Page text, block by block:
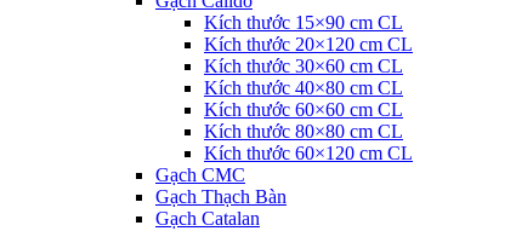
Kích thước 15×90 cm CL
Kích thước 20×120 cm CL
Kích thước 30×60 cm CL
Kích thước 40×80 cm CL
Kích thước 60×60 cm CL
Kích thước 80×80 cm CL
Kích thước 60×120 cm CL
Gạch CMC
Gạch Thạch Bàn
Gạch Catalan